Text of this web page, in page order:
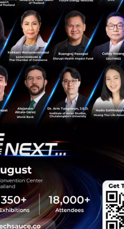
Trending Tags
Corporate Innovation
Digital Transformation
E-Commerce
Startup
Technology